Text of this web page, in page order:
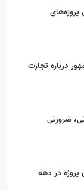
پروژه‌های
درباره تجارت
ضرورتی
تومان پروژه در دهه